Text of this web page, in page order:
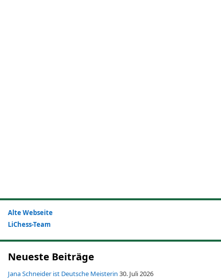
Alte Webseite
LiChess-Team
Neueste Beiträge
Jana Schneider ist Deutsche Meisterin 30. Juli 2026